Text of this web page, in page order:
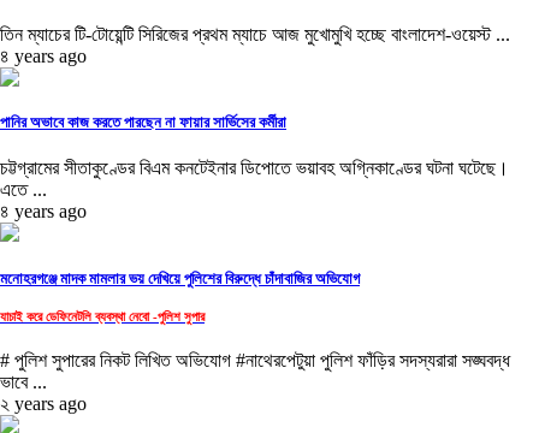
তিন ম্যাচের টি-টোয়েন্টি সিরিজের প্রথম ম্যাচে আজ মুখোমুখি হচ্ছে বাংলাদেশ-ওয়েস্ট ...
৪ years ago
পানির অভাবে কাজ করতে পারছেন না ফায়ার সার্ভিসের কর্মীরা
চট্টগ্রামের সীতাকুণ্ডের বিএম কনটেইনার ডিপোতে ভয়াবহ অগ্নিকাণ্ডের ঘটনা ঘটেছে।
এতে ...
৪ years ago
মনোহরগঞ্জে মাদক মামলার ভয় দেখিয়ে পুলিশের বিরুদ্ধে চাঁদাবাজির অভিযোগ
যাচাই করে ডেফিনেটলি ব্যবস্থা নেবো -পুলিশ সুপার
# পুলিশ সুপারের নিকট লিখিত অভিযোগ #নাথেরপেটুয়া পুলিশ ফাঁড়ির সদস্যরারা সঙ্ঘবদ্ধ
ভাবে ...
২ years ago